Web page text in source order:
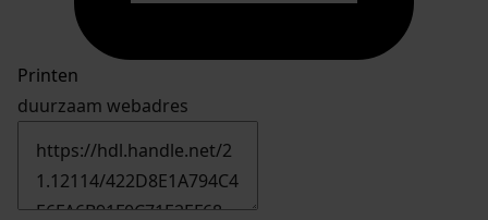
Printen
duurzaam webadres